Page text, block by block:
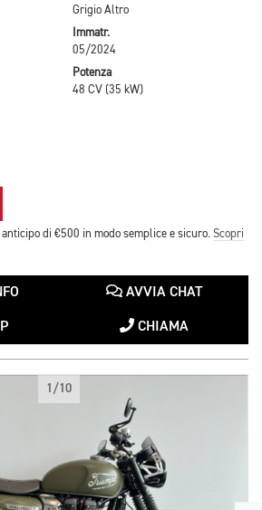
Grigio Altro
Immatr.
05/2024
Potenza
48 CV (35 kW)
di €500 in modo semplice e sicuro. Scopri
AVVIA CHAT
CHIAMA
1/10